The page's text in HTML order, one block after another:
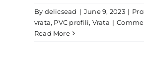
By delicsead | June 9, 2023 |
vrata, PVC profili, Vrata |
Read More